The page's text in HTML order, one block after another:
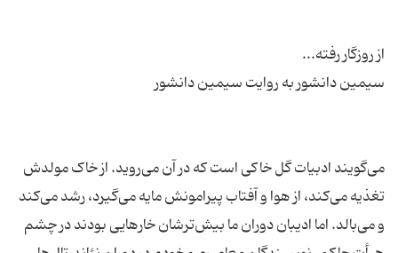
می‌گویند ادبیات گل خاکی است که در آن می‌روید. از خاک مولدش
تغذیه می‌کند، از هوا و آفتاب پیرامونش مایه می‌گیرد، رشد می‌کند
و می‌بالد. اما ادیبان دوران ما بیش‌ترشان خارهایی بودند در چشم